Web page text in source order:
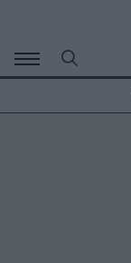
περιεχόμενο